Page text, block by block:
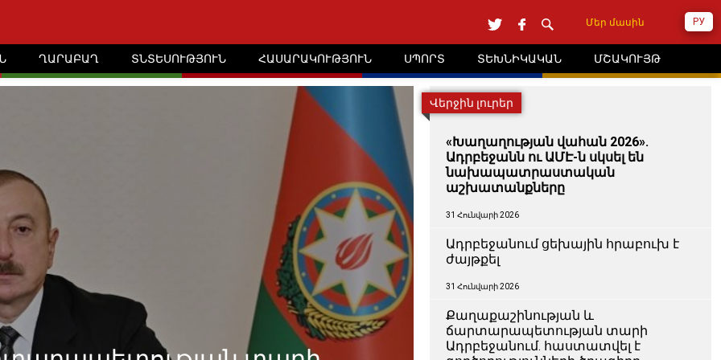
РУ
Մեր մասին
ՂԱՐԱԲԱՂ ՏՆՏԵՍՈՒԹՅՈՒՆ ՀԱՍԱՐԱԿՈՒԹՅՈՒՆ ՍՊՈՐՏ ՏԵԽՆԻԿԱԿԱՆ ՄՇԱԿՈՒՅԹ
Վերջին լուրեր
«Խաղաղության վահան 2026».
Ադրբեջանն ու ԱՄԷ-ն սկսել են
նախապատրաստական ​​
աշխատանքները
31 Հունվարի 2026
Ադրբեջանում ցեխային հրաբուխ է
ժայթքել
31 Հունվարի 2026
Քաղաքաշինության և
ճարտարապետության տարի
Ադրբեջանում. հաստատվել է